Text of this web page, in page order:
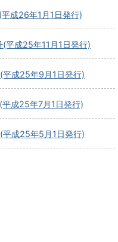
成26年1月1日発行)
(平成25年11月1日発行)
平成25年9月1日発行)
成25年7月1日発行)
平成25年5月1日発行)